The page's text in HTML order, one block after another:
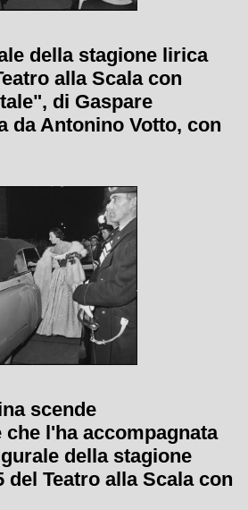
della stagione lirica
alla Scala con
di Gaspare
da Antonino Votto, con
scende
l'ha accompagnata
della stagione
del Teatro alla Scala con